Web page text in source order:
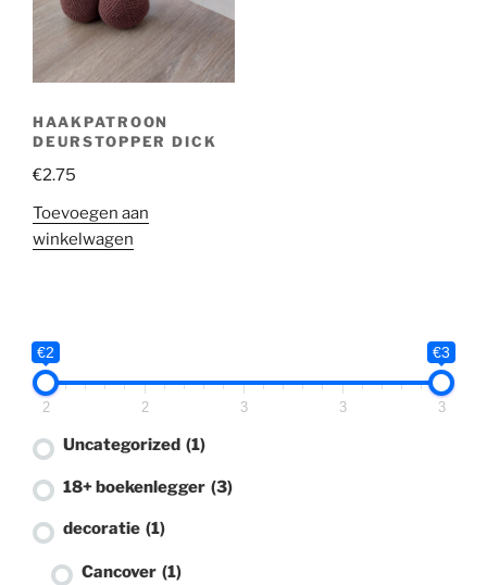
zomer(1)
Haaksels (2)
Baby haaksels
Knuffels
18+(2)
HAAKPATROON
DEURSTOPPER DICK
€2.75
Toevoegen aan
winkelwagen
€2 €3
2 2 3 3 3
Uncategorized (1)
18+ boekenlegger (3)
decoratie (1)
Cancover (1)